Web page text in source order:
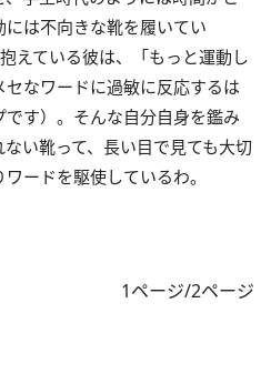
は不向きな靴を履いてい
えている彼は、「もっと運動し
なワードに過敏に反応するは
す）。そんな自分自身を鑑み
い靴って、長い目で見ても大切
ードを駆使しているわ。
1ページ/2ページ